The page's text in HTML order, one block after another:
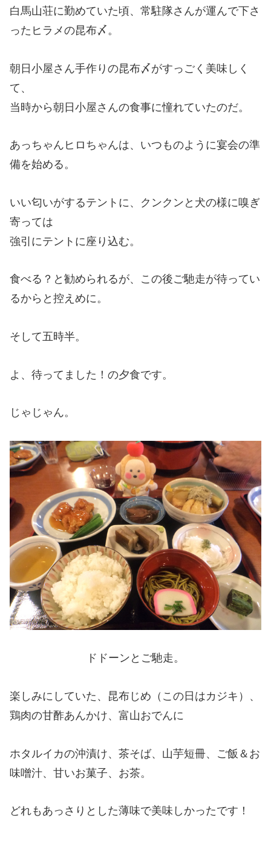
白馬山荘に勤めていた頃、常駐隊さんが運んで下さ
ったヒラメの昆布〆。
朝日小屋さん手作りの昆布〆がすっごく美味しく
て、
当時から朝日小屋さんの食事に憧れていたのだ。
あっちゃんヒロちゃんは、いつものように宴会の準
備を始める。
いい匂いがするテントに、クンクンと犬の様に嗅ぎ
寄っては
強引にテントに座り込む。
食べる？と勧められるが、この後ご馳走が待ってい
るからと控えめに。
そして五時半。
よ、待ってました！の夕食です。
じゃじゃん。
ドドーンとご馳走。
楽しみにしていた、昆布じめ（この日はカジキ）、
鶏肉の甘酢あんかけ、富山おでんに
ホタルイカの沖漬け、茶そば、山芋短冊、ご飯＆お
味噌汁、甘いお菓子、お茶。
どれもあっさりとした薄味で美味しかったです！